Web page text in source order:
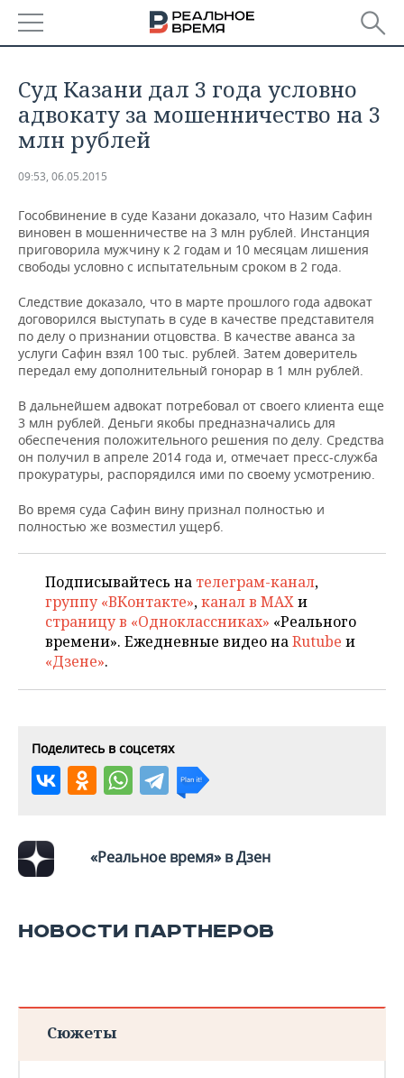
БАШКОРТОСТАН
ТАТАРСТАН
НОВОСТИ
АНАЛИТИКА
ДЕКЛАРАЦИИ О ДОХОДАХ
КОРОЛИ ГОСЗАКАЗА ПФО
ВУЗЫ ТАТАРСТАНА
КОМУ ПРИНАДЛЕЖАТ
ТОРГОВЫЕ ЦЕНТРЫ
ТАТАРСТАНА
НОВОСТИ ЭКОНОМИКИ
ФИНАНСЫ
БАНКИ
БЮДЖЕТ
ПРОМЫШЛЕННОСТЬ
НОВОСТИ
АГРОПРОМ
МАШИНОСТРОЕНИЕ
НЕФТЕХИМИЯ
НЕФТЬ
ЭНЕРГЕТИКА
НЕДВИЖИМОСТЬ
НОВОСТИ НЕДВИЖИМОСТИ
АВТО
НОВОСТИ АВТО
БИЗНЕС
РОЗНИЧНАЯ ТОРГОВЛЯ
ТРАНСПОРТ
УСЛУГИ
ТЕХНОЛОГИИ
НОВОСТИ ТЕХНОЛОГИЙ
IT
МЕДИА
МЕРОПРИЯТИЯ
НОВОСТИ МЕРОПРИЯТИЙ
ВЫЕЗДНАЯ РЕДАКЦИЯ
ONLINE-КОНФЕРЕНЦИИ
ОТКРЫТАЯ ЛЕКЦИЯ
СПОРТ
НОВОСТИ СПОРТА
ХОККЕЙ
БАСКЕТБОЛ
ВОЛЕЙБОЛ
ФИГУРНОЕ КАТАНИЕ
ХОККЕЙ С МЯЧОМ
ОБЩЕСТВО
ВЛАСТЬ
ИНФРАСТРУКТУРА
ИСТОРИЯ
МЕДИЦИНА
ПРОИСШЕСТВИЯ
СЮЖЕТЫ
СПРАВОЧНИК
СПИСОК ПЕРСОН
ПОЛНАЯ ВЕРСИЯ
​Суд Казани дал 3 года условно
адвокату за мошенничество на 3
млн рублей
09:53, 06.05.2015
Гособвинение в суде Казани доказало, что Назим Сафин
виновен в мошенничестве на 3 млн рублей. Инстанция
приговорила мужчину к 2 годам и 10 месяцам лишения
свободы условно с испытательным сроком в 2 года.
Следствие доказало, что в марте прошлого года адвокат
договорился выступать в суде в качестве представителя
по делу о признании отцовства. В качестве аванса за
услуги Сафин взял 100 тыс. рублей. Затем доверитель
передал ему дополнительный гонорар в 1 млн рублей.
В дальнейшем адвокат потребовал от своего клиента еще
3 млн рублей. Деньги якобы предназначались для
обеспечения положительного решения по делу. Средства
он получил в апреле 2014 года и, отмечает пресс-служба
прокуратуры, распорядился ими по своему усмотрению.
Во время суда Сафин вину признал полностью и
полностью же возместил ущерб.
Подписывайтесь на телеграм-канал,
группу «ВКонтакте»,канал в MAXи
страницу в «Одноклассниках» «Реального
времени». Ежедневные видео наRutube и
«Дзене».
Поделитесь в соцсетях
«Реальное время» в Дзен
НОВОСТИ ПАРТНЕРОВ
Сюжеты